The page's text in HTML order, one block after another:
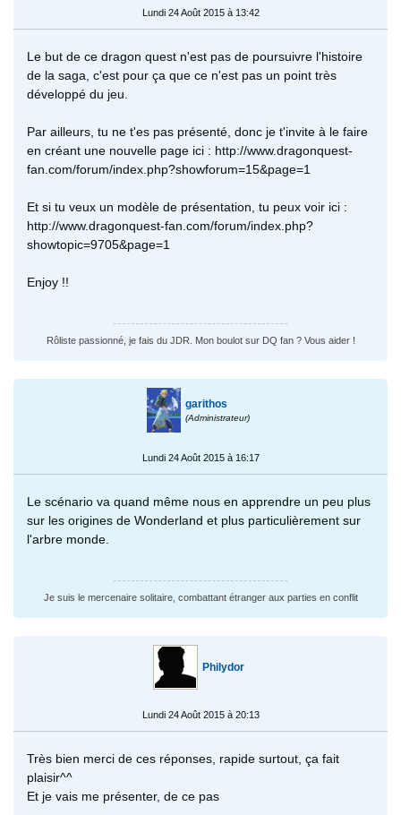
Lundi 24 Août 2015 à 13:42
Le but de ce dragon quest n'est pas de poursuivre l'histoire
de la saga, c'est pour ça que ce n'est pas un point très
développé du jeu.
Par ailleurs, tu ne t'es pas présenté, donc je t'invite à le faire
en créant une nouvelle page ici : http://www.dragonquest-
fan.com/forum/index.php?showforum=15&page=1
Et si tu veux un modèle de présentation, tu peux voir ici :
http://www.dragonquest-fan.com/forum/index.php?
showtopic=9705&page=1
Enjoy !!
Rôliste passionné, je fais du JDR. Mon boulot sur DQ fan ? Vous aider !
garithos
(Administrateur)
Lundi 24 Août 2015 à 16:17
Le scénario va quand même nous en apprendre un peu plus
sur les origines de Wonderland et plus particulièrement sur
l'arbre monde.
Je suis le mercenaire solitaire, combattant étranger aux parties en conflit
Philydor
Lundi 24 Août 2015 à 20:13
Très bien merci de ces réponses, rapide surtout, ça fait
plaisir^^
Et je vais me présenter, de ce pas